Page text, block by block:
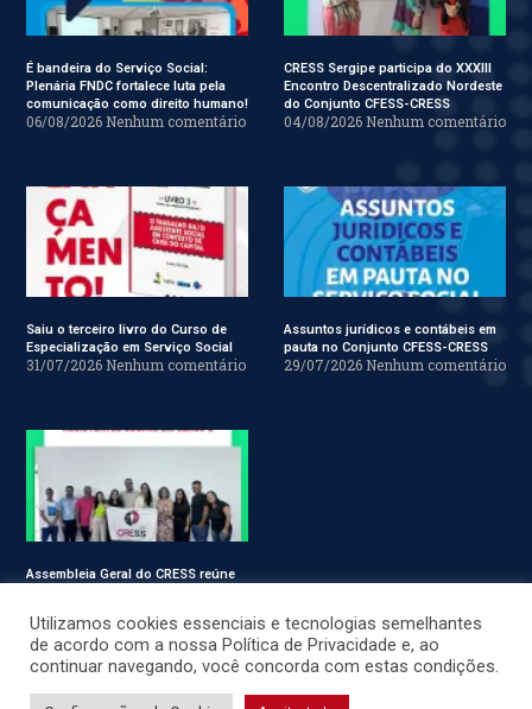
É bandeira do Serviço Social:
Plenária FNDC fortalece luta pela
comunicação como direito humano!
06/08/2026 Nenhum comentário
CRESS Sergipe participa do XXXIII
Encontro Descentralizado Nordeste
do Conjunto CFESS-CRESS
04/08/2026 Nenhum comentário
Saiu o terceiro livro do Curso de
Especialização em Serviço Social
31/07/2026 Nenhum comentário
Assuntos jurídicos e contábeis em
pauta no Conjunto CFESS-CRESS
29/07/2026 Nenhum comentário
Assembleia Geral do CRESS reúne
© CRESS-SE 2022. Todos os Direitos Reservados.
Utilizamos cookies essenciais e tecnologias semelhantes
de acordo com a nossa Política de Privacidade e, ao
continuar navegando, você concorda com estas condições.